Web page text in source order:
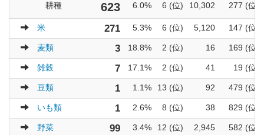
耕種
623 6.0% 6 (位) 10,302 277 (位)
米 271 5.3% 6 (位) 5,120 147 (位)
麦類 3 18.8% 2 (位) 16 169 (位)
雑穀 7 17.1% 2 (位) 41 19 (位)
豆類 1 1.1% 13 (位) 92 479 (位)
いも類 1 2.6% 8 (位) 38 829 (位)
野菜 99 3.4% 12 (位) 2,945 582 (位)